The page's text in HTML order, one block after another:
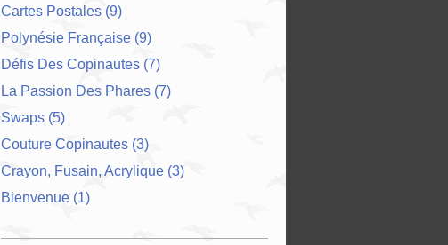
Cartes Postales (9)
Polynésie Française (9)
Défis Des Copinautes (7)
La Passion Des Phares (7)
Swaps (5)
Couture Copinautes (3)
Crayon, Fusain, Acrylique (3)
Bienvenue (1)